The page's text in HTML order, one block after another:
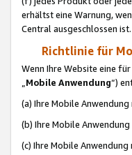
erhältst eine Warnung,
Central ausgeschlossen ist.
Richtlinie für
Wenn Ihre Website eine
„Mobile Anwendung“)
(a) Ihre Mobile
(b) Ihre Mobile
(c) Ihre Mobile